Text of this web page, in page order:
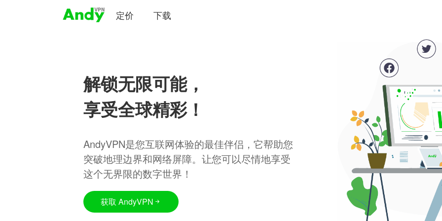
定价 下载
解锁无限可能，
享受全球精彩！
AndyVPN是您互联网体验的最佳伴侣，它帮助您
突破地理边界和网络屏障。让您可以尽情地享受
这个无界限的数字世界！
获取 AndyVPN